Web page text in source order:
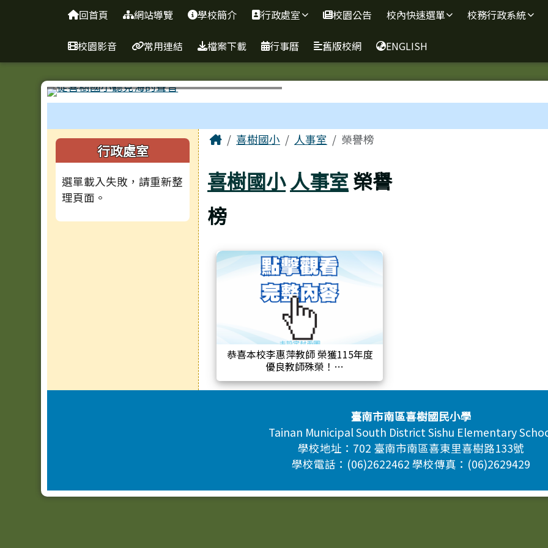
臺南市南區喜樹國民小學
回首頁 網站導覽 學校簡介 行政處室 校園公告 校內快速選單 校務行政系統
校園影音 常用連結 檔案下載 行事曆 舊版校網 ENGLISH
左邊區域內容
行政處室
選單載入失敗，請重新整
理頁面。
主內容區域
Home喜樹國小 人事室 榮譽榜
喜樹國小人事室榮譽
榜
恭喜本校李惠萍教師 榮獲115年度
優良教師殊榮！
頁尾區域
臺南市南區喜樹國民小學
Tainan Municipal South District Sishu Elementary
學校地址：702 臺南市南區喜東里喜樹路133號
學校電話：(06)2622462 學校傳真：(06)2629429